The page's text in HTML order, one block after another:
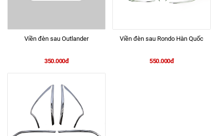
Viền đèn sau Outlander
350.000đ
Viền đèn sau Rondo Hàn Quốc
550.000đ